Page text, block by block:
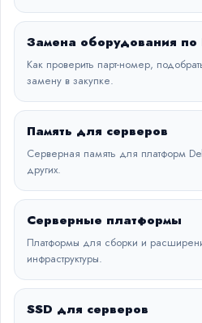
Замена оборудования по
Как проверить парт-номер,
замену в закупке.
Память для серверов
Серверная память для платформ
других.
Серверные платформы
Платформы для сборки и
инфраструктуры.
SSD для серверов